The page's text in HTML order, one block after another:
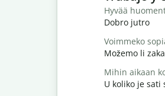
Hyvää
Dobro jutro
Voimmeko
Možemo li
Mihin aikaan
U koliko je sati